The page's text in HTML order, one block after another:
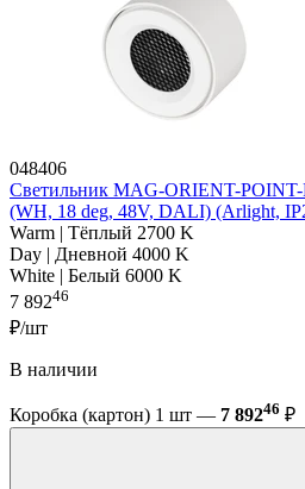
048406
Светильник MAG-ORIENT-
(WH, 18 deg, 48V, DALI) (Arlight,
Warm | Тёплый 2700 K
Day | Дневной 4000 K
White | Белый 6000 K
7 89246
₽/шт
В наличии
Коробка (картон) 1 шт — 7 89246 ₽